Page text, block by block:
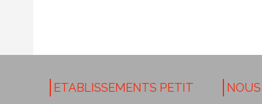
ETABLISSEMENTS PETIT